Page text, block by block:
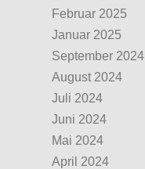
Februar 2025
Januar 2025
September 2024
August 2024
Juli 2024
Juni 2024
Mai 2024
April 2024